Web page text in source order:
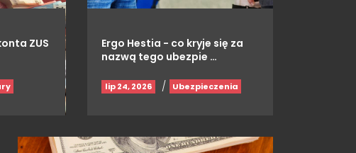
ZUS
Ergo Hestia - co kryje się za
nazwą tego ubezpie …
lip 24, 2026 / Ubezpieczenia